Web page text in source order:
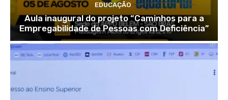
EDUCAÇÃO
Aula inaugural do projeto “Caminhos para a
Empregabilidade de Pessoas com Deficiência”